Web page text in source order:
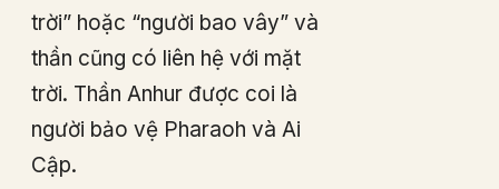
trời” hoặc “người bao vây” và
thần cũng có liên hệ với mặt
trời. Thần Anhur được coi là
người bảo vệ Pharaoh và Ai
Cập.